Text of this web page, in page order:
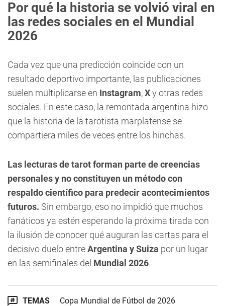
Por qué la historia se volvió viral en
las redes sociales en el Mundial
2026
Cada vez que una predicción coincide con un
resultado deportivo importante, las publicaciones
suelen multiplicarse en Instagram,Xy otras redes
sociales. En este caso, la remontada argentina hizo
que la historia de la tarotista marplatense se
compartiera miles de veces entre los hinchas.
Las lecturas de tarot forman parte de creencias
personales y no constituyen un método con
respaldo científico para predecir acontecimientos
futuros. Sin embargo, eso no impidió que muchos
fanáticos ya estén esperando la próxima tirada con
la ilusión de conocer qué auguran las cartas para el
decisivo duelo entreArgentina y Suiza por un lugar
en las semifinales del Mundial 2026.
TEMAS
Copa Mundial de Fútbol de 2026